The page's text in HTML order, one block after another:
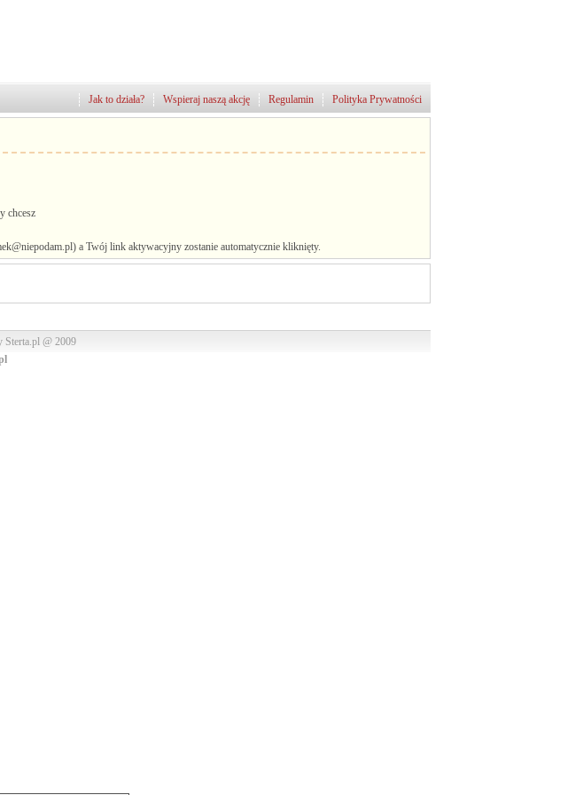
Polityka Prywatności
Regulamin
Wspieraj naszą akcję
Jak to działa?
chcesz
a Twój link aktywacyjny zostanie automatycznie kliknięty.
Sterta.pl @ 2009